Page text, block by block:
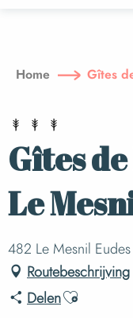
principal
Home Gîtes
Gîtes
Le
482 Le Mesnil
Routebeschrijving
DelenAjouter aux